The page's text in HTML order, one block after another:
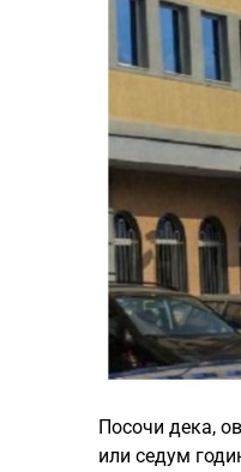
Посочи дека,
или седум